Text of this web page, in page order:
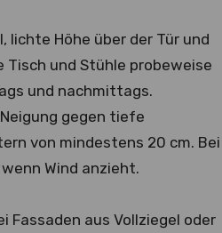
Höhe über der Tür und
Tisch und Stühle probeweise
und nachmittags.
gegen tiefe
von mindestens 20 cm. Bei
Wind anzieht.
Fassaden aus Vollziegel oder